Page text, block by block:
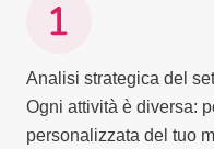
Analisi strategica del
Ogni attività è diversa:
personalizzata del tuo